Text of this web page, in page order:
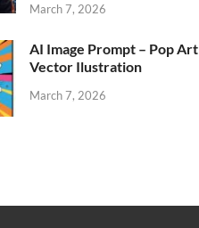
March 7, 2026
AI Image Prompt – Pop Art
Vector Ilustration
March 7, 2026